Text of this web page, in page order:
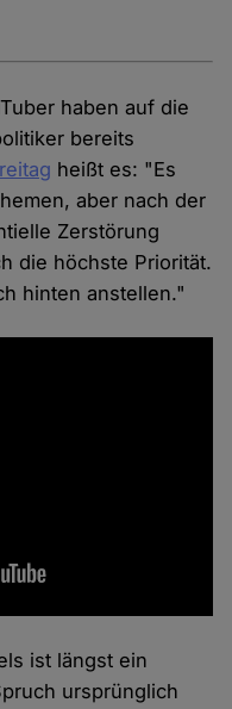
haben auf die
bereits
heißt es: "Es
aber nach der
Zerstörung
die höchste Priorität.
hinten anstellen."
ist längst ein
ursprünglich